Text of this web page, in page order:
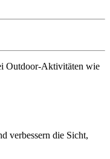
Outdoor-Aktivitäten wie
verbessern die Sicht,